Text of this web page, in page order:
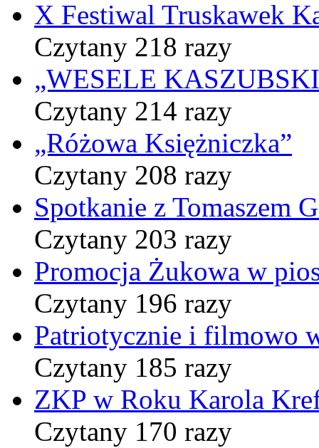
X Festiwal Truskawek
Czytany 218 razy
„WESELE
Czytany 214 razy
„Różowa Księżniczka”
Czytany 208 razy
Spotkanie z Tomaszem
Czytany 203 razy
Promocja Żukowa w
Czytany 196 razy
Patriotycznie i filmowo
Czytany 185 razy
ZKP w Roku Karola
Czytany 170 razy